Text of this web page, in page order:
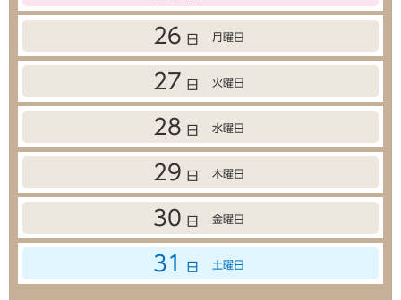
26 日 月曜日
27 日 火曜日
28 日 水曜日
29 日 木曜日
30 日 金曜日
31 日 土曜日